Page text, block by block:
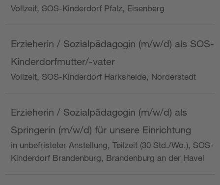
Vollzeit, SOS-Kinderdorf Pfalz, Eisenberg
Erzieherin / Sozialpädagogin (m/w/d) als SOS-
Kinderdorfmutter/-vater
Vollzeit, SOS-Kinderdorf Harksheide, Norderstedt
Erzieherin / Sozialpädagogin (m/w/d) als
Springerin (m/w/d) für unsere Einrichtung
in unbefristeter Anstellung, Teilzeit (30 Std./Wo.), SOS-
Kinderdorf Brandenburg, Brandenburg an der Havel